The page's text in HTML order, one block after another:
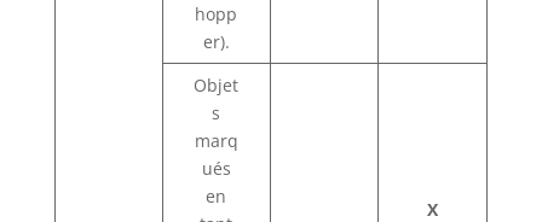
hopp
er).
Objet
s
marq
ués
en
X